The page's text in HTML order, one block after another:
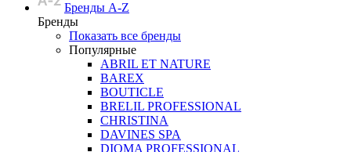
Бренды A-Z
Бренды
Показать все бренды
Популярные
ABRIL ET NATURE
BAREX
BOUTICLE
BRELIL PROFESSIONAL
CHRISTINA
DAVINES SPA
DIOMA PROFESSIONAL